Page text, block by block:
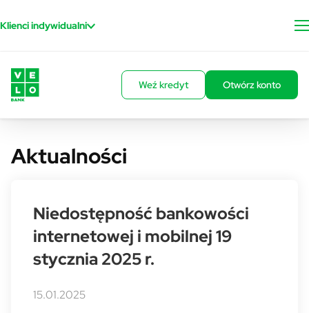
Klienci indywidualni
Weź kredyt Otwórz konto
Aktualności
Niedostępność bankowości
internetowej i mobilnej 19
stycznia 2025 r.
15.01.2025